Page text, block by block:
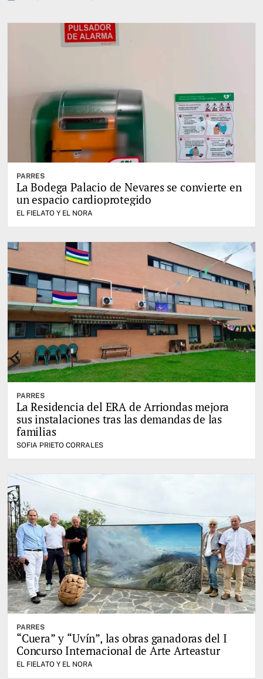
PARRES
La Bodega Palacio de Nevares se convierte en
un espacio cardioprotegido
EL FIELATO Y EL NORA
PARRES
La Residencia del ERA de Arriondas mejora
sus instalaciones tras las demandas de las
familias
SOFIA PRIETO CORRALES
PARRES
“Cuera” y “Uvín”, las obras ganadoras del I
Concurso Internacional de Arte Arteastur
EL FIELATO Y EL NORA